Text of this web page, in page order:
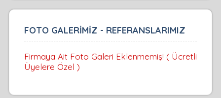
FOTO GALERİMİZ - REFERANSLARIMIZ
Firmaya Ait Foto Galeri Eklenmemiş! ( Ücretli
Üyelere Özel )